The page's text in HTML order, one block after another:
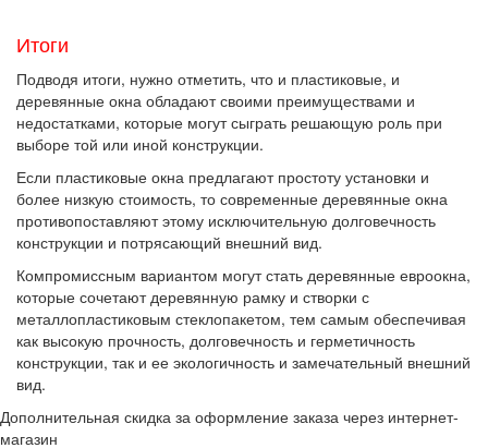
Итоги
Подводя итоги, нужно отметить, что и пластиковые, и
деревянные окна обладают своими преимуществами и
недостатками, которые могут сыграть решающую роль при
выборе той или иной конструкции.
Если пластиковые окна предлагают простоту установки и
более низкую стоимость, то современные деревянные окна
противопоставляют этому исключительную долговечность
конструкции и потрясающий внешний вид.
Компромиссным вариантом могут стать деревянные евроокна,
которые сочетают деревянную рамку и створки с
металлопластиковым стеклопакетом, тем самым обеспечивая
как высокую прочность, долговечность и герметичность
конструкции, так и ее экологичность и замечательный внешний
вид.
Дополнительная скидка за оформление заказа через интернет-
магазин